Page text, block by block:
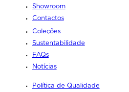
Showroom
Contactos
Coleções
Sustentabilidade
FAQs
Notícias
Política de Qualidade